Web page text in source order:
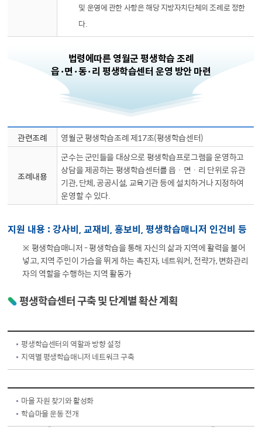
및 운영에 관한 사항은 해당 지방자치단체의 조례로 정한
다.
법령에따른 영월군 평생학습 조례
읍·면·동·리 평생학습센터 운영 방안 마련
관련조례 영월군 평생학습조례 제17조(평생학습센터)
조례내용
군수는 군민들을 대상으로 평생학습프로그램을 운영하고
상담을 제공하는 평생학습센터를 읍 · 면 · 리 단위로 유관
기관, 단체, 공공시설, 교육기관 등에 설치하거나 지정하여
운영할 수 있다.
지원 내용 : 강사비, 교재비, 홍보비, 평생학습매니저 인건비 등
※ 평생학습매니저 - 평생학습을 통해 자신의 삶과 지역에 활력을 불어
넣고, 지역 주민이 가슴을 뛰게 하는 촉진자, 네트워커, 전략가, 변화관리
자의 역할을 수행하는 지역 활동가
평생학습센터 구축 및 단계별 확산 계획
평생학습센터의 역할과 방향 설정
지역별 평생학습매니저 네트워크 구축
마을 자원 찾기와 활성화
학습마을 운동 전개